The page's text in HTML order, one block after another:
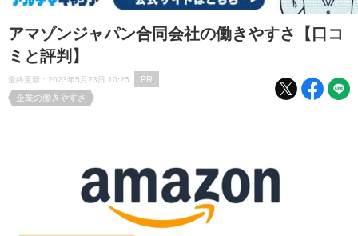
アマゾンジャパン合同会社の働きやすさ【口コ
ミと評判】
最終更新：2023年5月23日 10:25
PR
企業の働きやすさ